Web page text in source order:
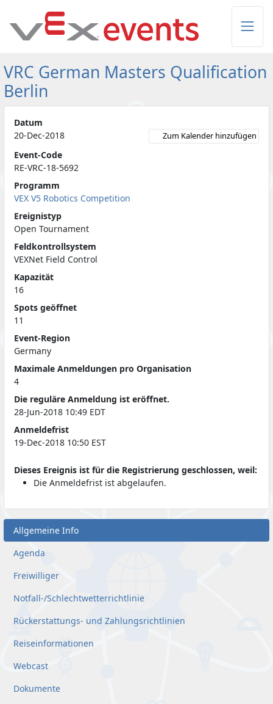
VRC German Masters Qualification
Berlin
Datum
20-Dec-2018
Zum Kalender hinzufügen
Event-Code
RE-VRC-18-5692
Programm
VEX V5 Robotics Competition
Ereignistyp
Open Tournament
Feldkontrollsystem
VEXNet Field Control
Kapazität
16
Spots geöffnet
11
Event-Region
Germany
Maximale Anmeldungen pro Organisation
4
Die reguläre Anmeldung ist eröffnet.
28-Jun-2018 10:49 EDT
Anmeldefrist
19-Dec-2018 10:50 EST
Dieses Ereignis ist für die Registrierung geschlossen, weil:
Die Anmeldefrist ist abgelaufen.
Allgemeine Info
Agenda
Freiwilliger
Notfall-/Schlechtwetterrichtlinie
Rückerstattungs- und Zahlungsrichtlinien
Reiseinformationen
Webcast
Dokumente